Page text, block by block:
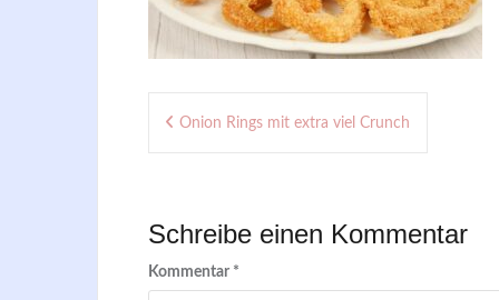
Beitragsnavigation
Onion Rings mit extra viel Crunch
Schreibe einen Kommentar
Kommentar *